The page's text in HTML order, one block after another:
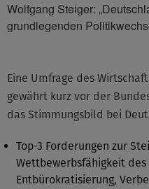
Wolfgang Steiger:
grundlegenden
Eine Umfrage des
gewährt kurz vor der
das Stimmungsbild bei
Top-3 Forderungen zur
Wettbewerbsfähigkeit
Entbürokratisierung,